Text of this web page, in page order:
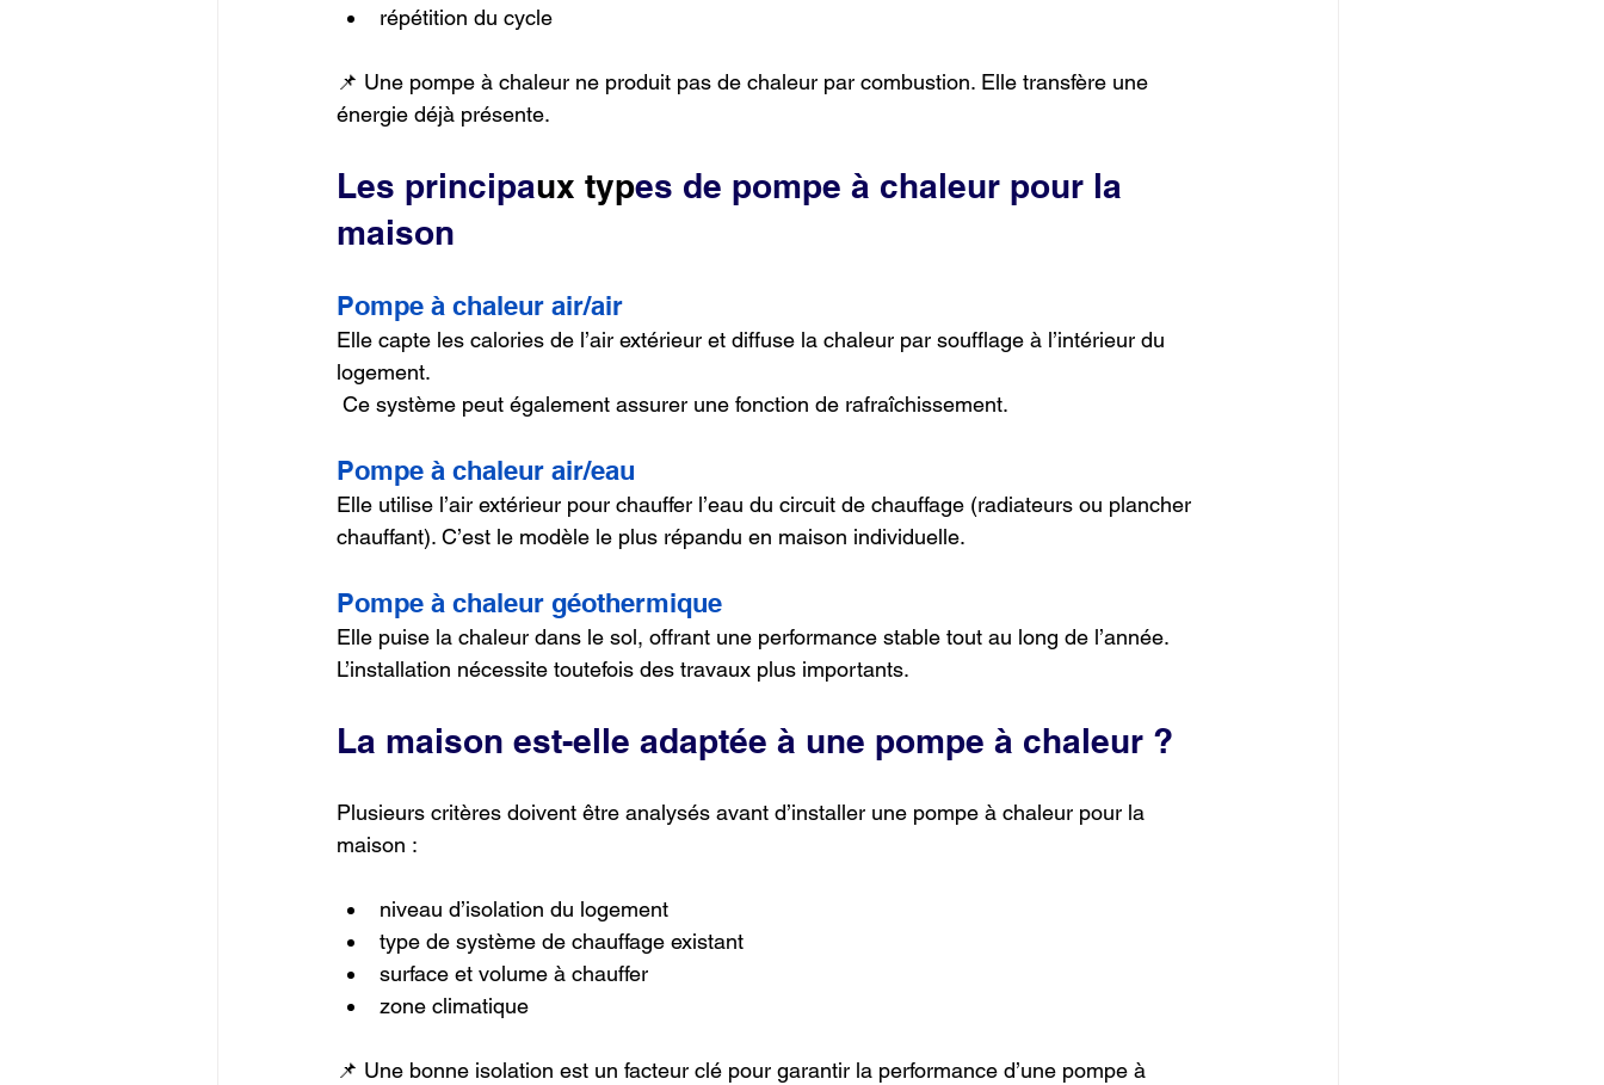
répétition du cycle
📌 Une pompe à chaleur ne produit pas de chaleur par combustion. Elle transfère une
énergie déjà présente.
Les principaux types de pompe à chaleur pour la
maison
Pompe à chaleur air/air
Elle capte les calories de l’air extérieur et diffuse la chaleur par soufflage à l’intérieur du
logement.
Ce système peut également assurer une fonction de rafraîchissement.
Pompe à chaleur air/eau
Elle utilise l’air extérieur pour chauffer l’eau du circuit de chauffage (radiateurs ou plancher
chauffant). C’est le modèle le plus répandu en maison individuelle.
Pompe à chaleur géothermique
Elle puise la chaleur dans le sol, offrant une performance stable tout au long de l’année.
L’installation nécessite toutefois des travaux plus importants.
La maison est-elle adaptée à une pompe à chaleur ?
Plusieurs critères doivent être analysés avant d’installer une pompe à chaleur pour la
maison :
niveau d’isolation du logement
type de système de chauffage existant
surface et volume à chauffer
zone climatique
📌 Une bonne isolation est un facteur clé pour garantir la performance d’une pompe à